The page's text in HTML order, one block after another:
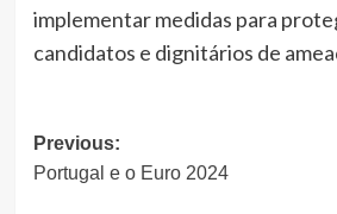
implementar medidas para
candidatos e dignitários de
Post
navigation
Previous:
Portugal e o Euro 2024